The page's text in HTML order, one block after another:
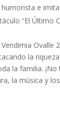
e
“El Último
Ovalle
la
la familia. ¡No
la música y